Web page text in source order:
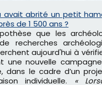
de 1 500 ans ?
que les
recherches
aujourd'hui à
une nouvelle
dans le cadre d’un
individuelle.
«